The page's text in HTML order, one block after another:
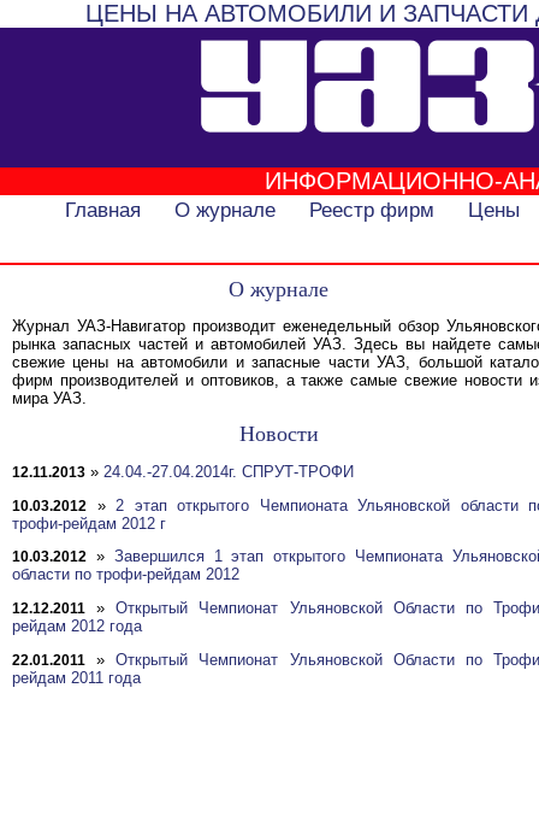
ЦЕНЫ НА АВТОМОБИЛИ И
ИНФОРМАЦИОННО-
Главная О журнале Реестр фирм Цены
О журнале
Журнал УАЗ-Навигатор производит еженедельный обзор
рынка запасных частей и автомобилей УАЗ. Здесь вы найдете
свежие цены на автомобили и запасные части УАЗ, большой
фирм производителей и оптовиков, а также самые свежие новости
мира УАЗ.
Новости
12.11.2013 » 24.04.-27.04.2014г. СПРУТ-ТРОФИ
10.03.2012 » 2 этап открытого Чемпионата Ульяновской области
трофи-рейдам 2012 г
10.03.2012 » Завершился 1 этап открытого Чемпионата
области по трофи-рейдам 2012
12.12.2011 »Открытый Чемпионат Ульяновской Области по
рейдам 2012 года
22.01.2011 »Открытый Чемпионат Ульяновской Области по
рейдам 2011 года